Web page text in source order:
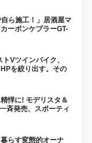
ら施工！」居酒屋マ
ーボンケブラーGT-
Vツインバイク、
を絞り出す。その
悍に! モデリスタ＆
斉発売、スポーティ
らす変態的オーナ